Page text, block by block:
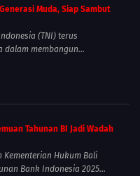
Muda, Siap Sambut
(TNI) terus
dalam membangun...
Tahunan BI Jadi Wadah
Hukum Bali
Bank Indonesia 2025...